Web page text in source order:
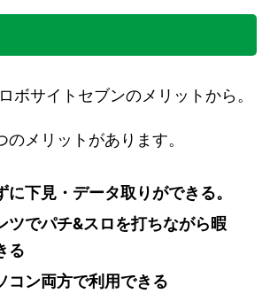
ボサイトセブンのメリットから。
メリットがあります。
に下見・データ取りができる。
ツでパチ&スロを打ちながら暇
る
コン両方で利用できる